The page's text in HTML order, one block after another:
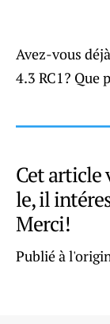
Avez-vous
4.3 RC1? Que
Cet article
le, il
Merci!
Publié à